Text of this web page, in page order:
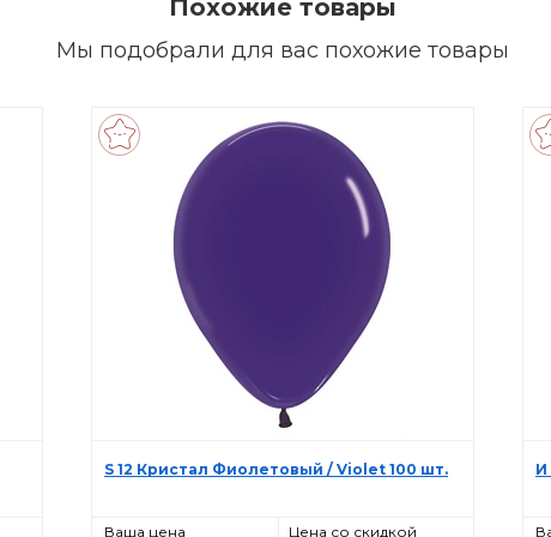
Похожие товары
Мы подобрали для вас похожие товары
S 12 Кристал Фиолетовый / Violet 100 шт.
Ваша цена Цена со скидкой
И